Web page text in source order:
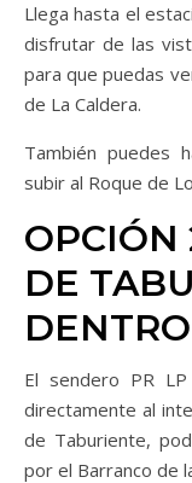
Llega hasta el
disfrutar de las
para que puedas
de La Caldera.
También puedes
subir al Roque de
OPCIÓN
DE
DENTRO
El sendero PR
directamente al
de Taburiente,
por el Barranco de